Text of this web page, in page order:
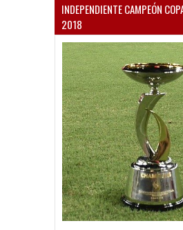
INDEPENDIENTE CAMPEÓN
2018